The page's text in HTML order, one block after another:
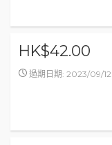
HK$42.00
過期日期: 2023/09/12